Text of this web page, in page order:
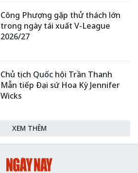
Công Phượng gặp thử thách lớn
trong ngày tái xuất V-League
2026/27
Chủ tịch Quốc hội Trần Thanh
Mẫn tiếp Đại sứ Hoa Kỳ Jennifer
Wicks
XEM THÊM